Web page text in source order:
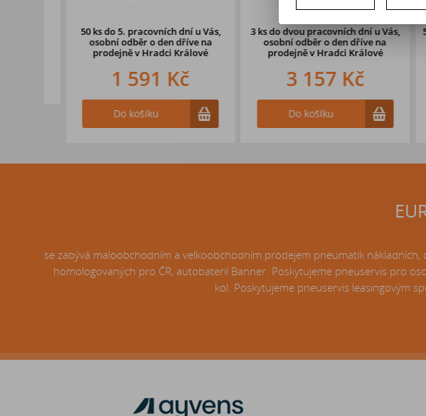
do 5. pracovních dní u Vás,
osobní odběr o den dříve na
prodejněv Hradci Králové
1 591 Kč
Do košíku
XL
do dvou pracovních dní u Vás,
osobní odběr o den dřívena
prodejně v Hradci Králové
3 157 Kč
Do košíku
se zabývá maloobchodním a velkoobchodním prodejem pneumatik
homologovaných pro ČR, autobaterií Banner. Poskytujeme pneuservis pro
kol. Poskytujeme pneuservis leasingovým